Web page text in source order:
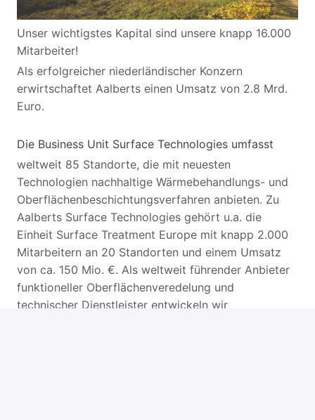
Unser wichtigstes Kapital sind unsere knapp 16.000
Mitarbeiter!
Als erfolgreicher niederländischer Konzern
erwirtschaftet Aalberts einen Umsatz von 2.8 Mrd.
Euro.
Die Business Unit Surface Technologies umfasst
weltweit 85 Standorte, die mit neuesten
Technologien nachhaltige Wärmebehandlungs- und
Oberflächenbeschichtungsverfahren anbieten. Zu
Aalberts Surface Technologies gehört u.a. die
Einheit Surface Treatment Europe mit knapp 2.000
Mitarbeitern an 20 Standorten und einem Umsatz
von ca. 150 Mio. €. Als weltweit führender Anbieter
funktioneller Oberflächenveredelung und
technischer Dienstleister entwickeln wir